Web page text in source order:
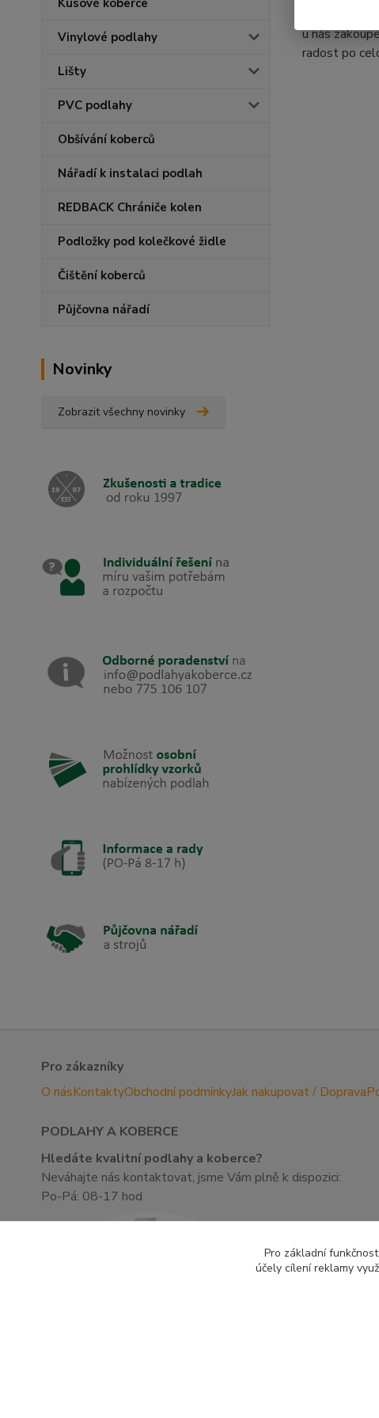
Kusové koberce
Vinylové podlahy
Lišty
PVC podlahy
Obšívání koberců
Nářadí k instalaci podlah
REDBACK Chrániče kolen
Podložky pod kolečkové židle
Čištění koberců
Půjčovna nářadí
Novinky
Zobrazit všechny novinky
u nás
radost po
Pro zákazníky
O násKontaktyObchodní podmínkyJak nakupovat / Doprava
PODLAHY A KOBERCE
Hledáte kvalitní podlahy a koberce?
Neváhajte nás kontaktovat, jsme Vám plně k dispozici:
Po-Pá: 08-17 hod
Pro základní
účely cílení reklamy